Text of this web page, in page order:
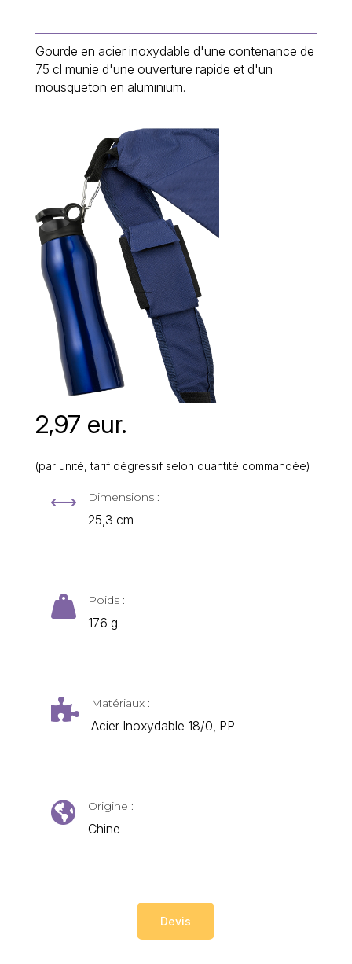
2,97 eur.
(par unité, tarif dégressif selon quantité commandée)
Gourde en acier inoxydable d'une contenance de
75 cl munie d'une ouverture rapide et d'un
mousqueton en aluminium.
, Dimensions :
25,3 cm
 Poids :
176 g.
 Matériaux :
Acier Inoxydable 18/0, PP
 Origine :
Chine
Devis